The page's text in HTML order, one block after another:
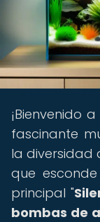
¡Bienvenido a
fascinante
la diversidad
que
principal "
bombas de